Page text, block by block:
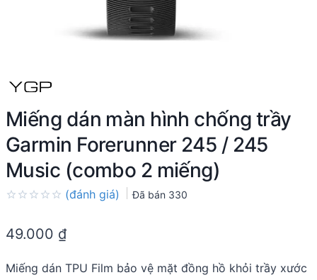
Miếng dán màn hình chống trầy
Garmin Forerunner 245 / 245
Music (combo 2 miếng)
out
(đánh giá) Đã bán 330
49.000 ₫
Miếng dán TPU Film bảo vệ mặt đồng hồ khỏi trầy xước